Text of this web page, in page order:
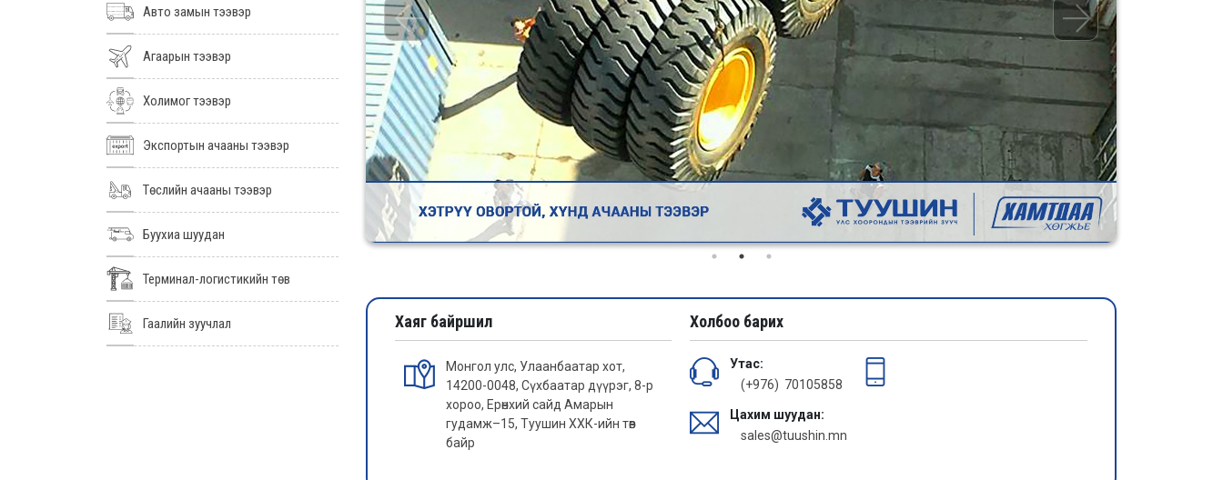
Авто замын тээвэр
Агаарын тээвэр
Холимог тээвэр
Экспортын ачааны тээвэр
Төслийн ачааны тээвэр
Буухиа шуудан
Терминал-логистикийн төв
Гаалийн зуучлал Хаяг байршил
Монгол улс, Улаанбаатар хот,
14200-0048, Сүхбаатар дүүрэг, 8-р
хороо, Ерөнхий сайд Амарын
гудамж–15, Туушин ХХК-ийн төв
байр
Холбоо барих
Утас:
(+976) 70105858
Цахим шуудан:
sales@tuushin.mn